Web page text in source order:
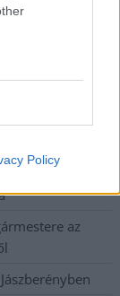
Policy
bezárt
az